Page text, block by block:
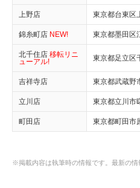
上野店 東京都台東区
錦糸町店 NEW! 東京都墨田
北千住店 移転リニ
ューアル!
東京都足立区
吉祥寺店 東京都武蔵野
立川店 東京都立川市
町田店 東京都町田市
※掲載内容は執筆時の情報です。最新の情